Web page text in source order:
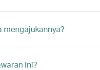
mengajukannya?
ini?